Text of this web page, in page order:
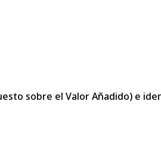
sobre el Valor Añadido) e